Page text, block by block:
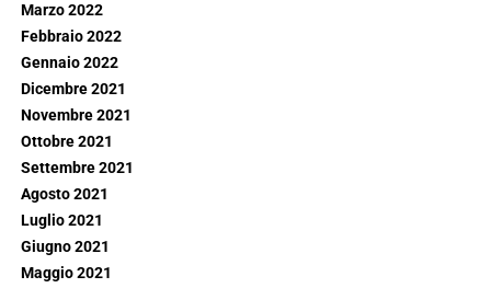
Marzo 2022
Febbraio 2022
Gennaio 2022
Dicembre 2021
Novembre 2021
Ottobre 2021
Settembre 2021
Agosto 2021
Luglio 2021
Giugno 2021
Maggio 2021